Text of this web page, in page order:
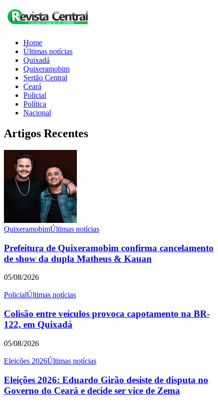
Home
Últimas notícias
Quixadá
Quixeramobim
Sertão Central
Ceará
Policial
Política
Nacional
Artigos Recentes
QuixeramobimÚltimas notícias
Prefeitura de Quixeramobim confirma cancelamento
de show da dupla Matheus & Kauan
05/08/2026
PolicialÚltimas notícias
Colisão entre veículos provoca capotamento na BR-
122, em Quixadá
05/08/2026
Eleições 2026Últimas notícias
Eleições 2026: Eduardo Girão desiste de disputa no
Governo do Ceará e decide ser vice de Zema